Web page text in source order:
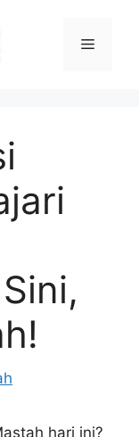
Menu
hari ini?